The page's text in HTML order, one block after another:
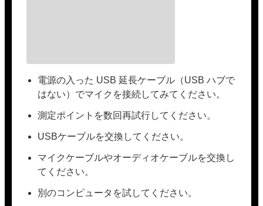
電源の入った USB 延長ケーブル（USB ハブで
はない）でマイクを接続してみてください。
測定ポイントを数回再試行してください。
USBケーブルを交換してください。
マイクケーブルやオーディオケーブルを交換し
てください。
別のコンピュータを試してください。